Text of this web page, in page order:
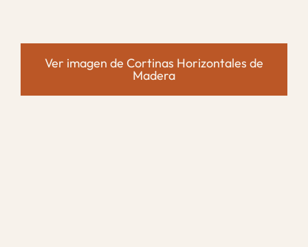
Ver imagen de Cortinas Horizontales de
Madera